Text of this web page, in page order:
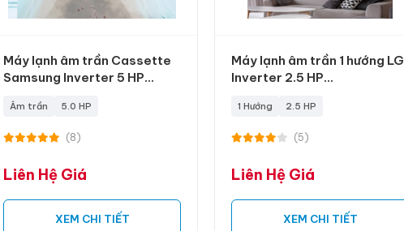
Máy lạnh âm trần Cassette
Samsung Inverter 5 HP
Âm trần 5.0 HP
(8)
Liên Hệ Giá
XEM CHI TIẾT
Máy lạnh âm trần 1 hướng LG
Inverter 2.5 HP
1 Hướng 2.5 HP
(5)
Liên Hệ Giá
XEM CHI TIẾT